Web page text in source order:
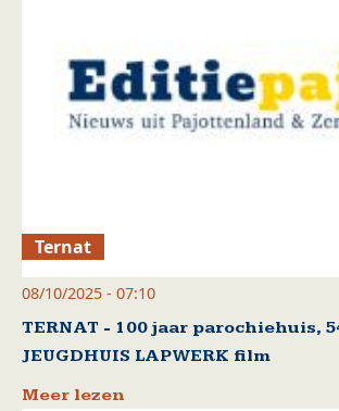
Ternat
08/10/2025 - 07:10
TERNAT - 100 jaar parochiehuis,
JEUGDHUIS LAPWERK film
Meer lezen